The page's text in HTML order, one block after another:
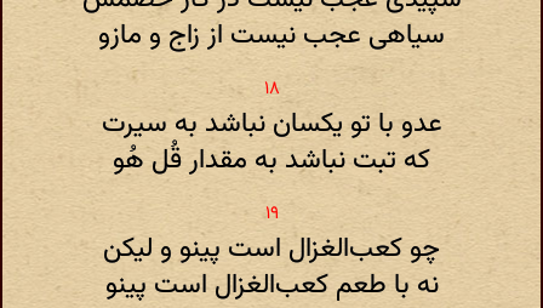
سیاهی عجب نیست از زاج و مازو
عدو با تو یکسان نباشد به سیرت
که تبت نباشد به مقدار قُل هُو
چو کعب‌الغزال است پینو و لیکن
نه با طعم‌ کعب‌الغزال است پینو